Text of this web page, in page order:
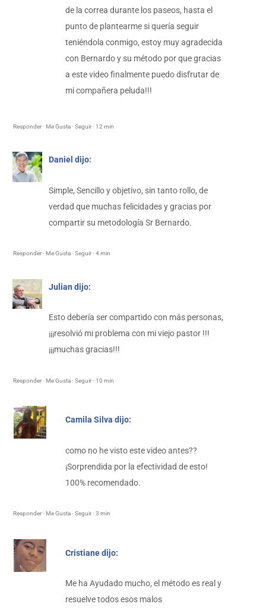
de la correa durante los paseos, hasta el
punto de plantearme si quería seguir
teniéndola conmigo, estoy muy agradecida
con Bernardo y su método por que gracias
a este video finalmente puedo disfrutar de
mi compañera peluda!!!
Responder · Me Gusta · Seguir · 12 min
Daniel dijo:
Simple, Sencillo y objetivo, sin tanto rollo, de
verdad que muchas felicidades y gracias por
compartir su metodología Sr Bernardo.
Responder · Me Gusta · Seguir · 4 min
Julian dijo:
Esto debería ser compartido con más personas,
¡¡¡resolvió mi problema con mi viejo pastor !!!
¡¡¡muchas gracias!!!
Responder · Me Gusta · Seguir · 10 min
Camila Silva dijo:
como no he visto este video antes??
¡Sorprendida por la efectividad de esto!
100% recomendado.
Responder · Me Gusta · Seguir · 3 min
Cristiane dijo:
Me ha Ayudado mucho, el método es real y
resuelve todos esos malos